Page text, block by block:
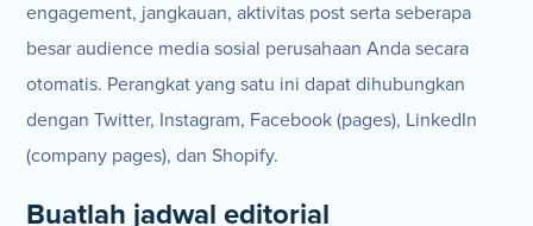
engagement, jangkauan, aktivitas post serta seberapa
besar audience media sosial perusahaan Anda secara
otomatis. Perangkat yang satu ini dapat dihubungkan
dengan Twitter, Instagram, Facebook (pages), LinkedIn
(company pages), dan Shopify.
Buatlah jadwal editorial